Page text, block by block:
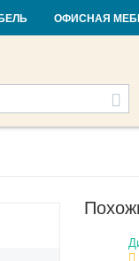
и новости Фабрики
ОФИСНАЯ